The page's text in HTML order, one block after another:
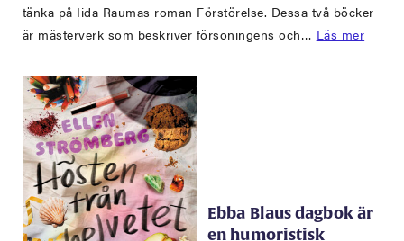
tänka på Iida Raumas roman Förstörelse. Dessa två böcker
är mästerverk som beskriver försoningens och… Läs mer
Ebba Blaus dagbok är
en humoristisk